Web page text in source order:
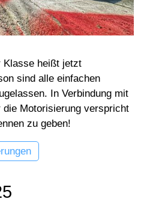
Klasse heißt jetzt
sind alle einfachen
In Verbindung mit
die Motorisierung verspricht
zu geben!